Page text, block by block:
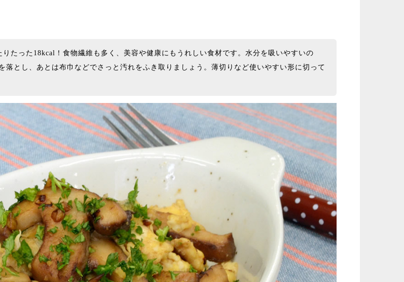
たった18kcal！食物繊維も多く、美容や健康にもうれしい食材です。水分を吸いやすいの
とし、あとは布巾などでさっと汚れをふき取りましょう。薄切りなど使いやすい形に切って